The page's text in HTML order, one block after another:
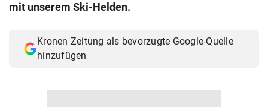
Muthgasse 2, 1190 Wien
mit unserem Ski-Helden.
Kronen Zeitung als bevorzugte Google-Quelle
hinzufügen